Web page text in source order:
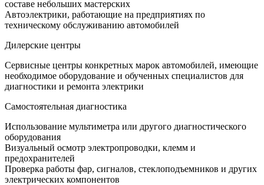
составе небольших мастерских
Автоэлектрики, работающие на предприятиях по
техническому обслуживанию автомобилей
Дилерские центры
Сервисные центры конкретных марок автомобилей, имеющие
необходимое оборудование и обученных специалистов для
диагностики и ремонта электрики
Самостоятельная диагностика
Использование мультиметра или другого диагностического
оборудования
Визуальный осмотр электропроводки, клемм и
предохранителей
Проверка работы фар, сигналов, стеклоподъемников и других
электрических компонентов